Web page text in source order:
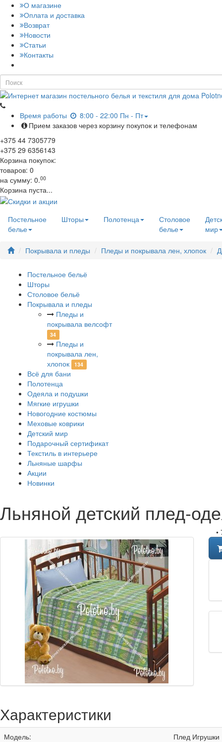
О магазине
Оплата и доставка
Возврат
Новости
Статьи
Контакты
Время работы
8:00 - 22:00 Пн - Пт
Прием заказов через корзину покупок и телефонам
+375 44 7305779
+375 29 6356143
Корзина покупок:
товаров: 0
на сумму: 0.00
Корзина пуста...
Постельное
белье
Шторы Полотенца
Столовое
белье
мир
Покрывала и пледы Пледы и покрывала лен, хлопок
Постельное бельё
Шторы
Столовое бельё
Покрывала и пледы
Пледы и
покрывала велсофт
34
Пледы и
покрывала лен,
хлопок
134
Всё для бани
Полотенца
Одеяла и подушки
Мягкие игрушки
Новогодние костюмы
Меховые коврики
Детский мир
Подарочный сертификат
Текстиль в интерьере
Льняные шарфы
Акции
Новинки
Льняной детский плед-
•
Характеристики
Модель:
Плед Игрушки